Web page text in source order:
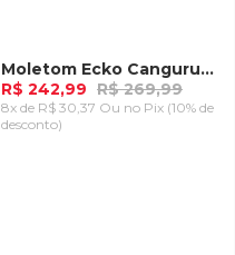
-10%Moletom Ecko Canguru Aberto Branco Off
R$ 242,99 R$ 269,99
8x de R$ 30,37 Ou no Pix (10% de
desconto)